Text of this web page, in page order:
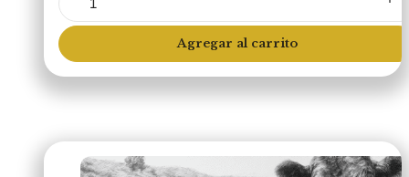
Hueso
para
Caldo
(Libre
Pastoreo)
Agregar al carrito